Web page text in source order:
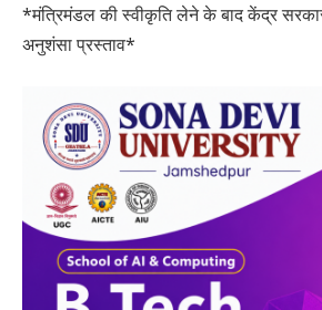
*मंत्रिमंडल की स्वीकृति लेने के बाद केंद्र
अनुशंसा प्रस्ताव*